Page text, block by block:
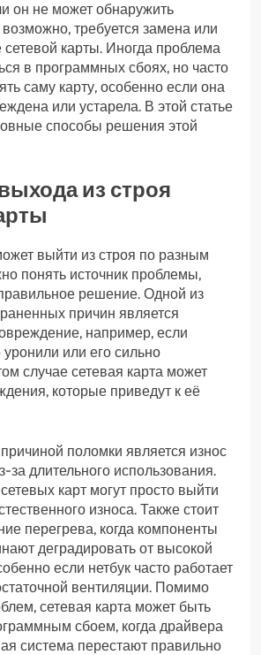
он не может обнаружить
требуется замена или
сетевой карты. Иногда проблема
в программных сбоях, но часто
саму карту, особенно если она
или устарела. В этой статье
способы решения этой
из строя
выйти из строя по разным
понять источник проблемы,
решение. Одной из
причин является
например, если
уронили или его сильно
случае сетевая карта может
которые приведут к её
поломки является износ
за длительного использования.
карт могут просто выйти
износа. Также стоит
перегрева, когда компоненты
деградировать от высокой
если нетбук часто работает
вентиляции. Помимо
сетевая карта может быть
сбоем, когда драйвера
система перестают правильно